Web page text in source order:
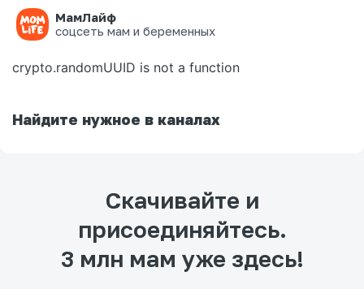
МамЛайф
соцсеть мам и беременных
Ошибка на странице
crypto.randomUUID is not a function
Найдите нужное в каналах
Скачивайте и
присоединяйтесь.
3 млн мам уже здесь!